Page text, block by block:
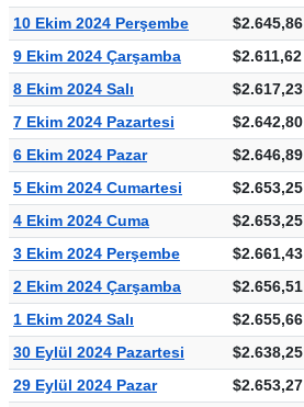
10 Ekim 2024 Perşembe
$2.645,86
9 Ekim 2024 Çarşamba
$2.611,62
8 Ekim 2024 Salı
$2.617,23
7 Ekim 2024 Pazartesi
$2.642,80
6 Ekim 2024 Pazar
$2.646,89
5 Ekim 2024 Cumartesi
$2.653,25
4 Ekim 2024 Cuma
$2.653,25
3 Ekim 2024 Perşembe
$2.661,43
2 Ekim 2024 Çarşamba
$2.656,51
1 Ekim 2024 Salı
$2.655,66
30 Eylül 2024 Pazartesi
$2.638,25
29 Eylül 2024 Pazar
$2.653,27